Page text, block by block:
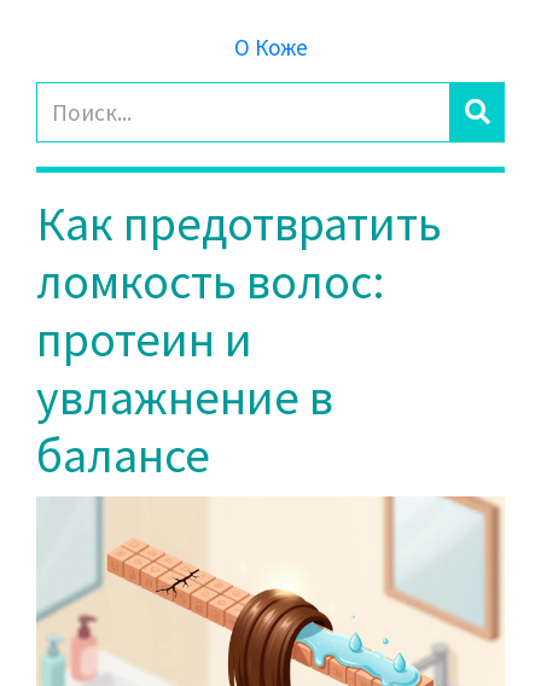
О Коже
Как предотвратить
ломкость волос:
протеин и
увлажнение в
балансе